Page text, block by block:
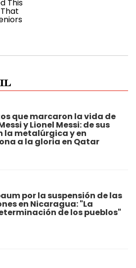
que marcaron la vida de
y Lionel Messi: de sus
la metalúrgica y en
a la gloria en Qatar
por la suspensión de las
en Nicaragua: "La
de los pueblos"